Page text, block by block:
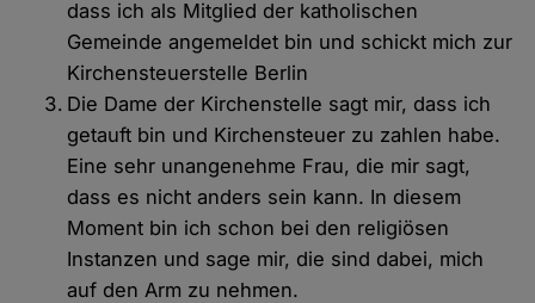
dass ich als Mitglied der katholischen
Gemeinde angemeldet bin und schickt mich zur
Kirchensteuerstelle Berlin
Die Dame der Kirchenstelle sagt mir, dass ich
getauft bin und Kirchensteuer zu zahlen habe.
Eine sehr unangenehme Frau, die mir sagt,
dass es nicht anders sein kann. In diesem
Moment bin ich schon bei den religiösen
Instanzen und sage mir, die sind dabei, mich
auf den Arm zu nehmen.